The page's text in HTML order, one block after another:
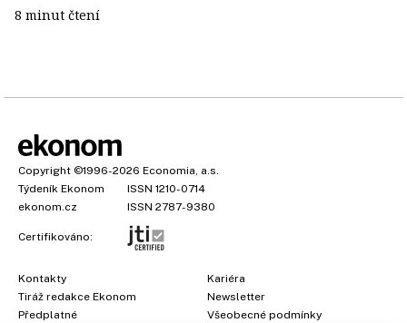
8 minut čtení
Copyright ©1996-2026 Economia, a.s.
Týdeník Ekonom
ISSN 1210-0714
ekonom.cz
ISSN 2787-9380
Certifikováno:
Kontakty
Tiráž redakce Ekonom
Předplatné
Kariéra
Newsletter
Všeobecné podmínky